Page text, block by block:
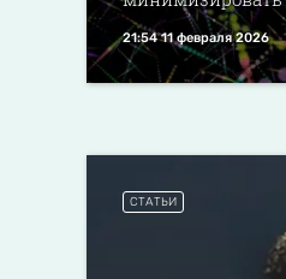
21:54 11 февраля 2026
СТАТЬИ